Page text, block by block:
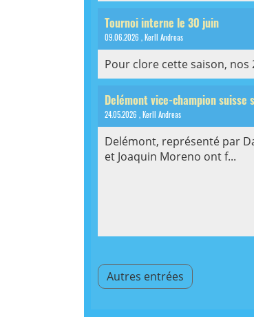
Tournoi interne le 30 juin
09.06.2026 , Kerll Andreas
Pour clore cette saison,
Delémont vice-champion suisse
24.05.2026 , Kerll Andreas
Delémont, représenté par
et Joaquin Moreno ont f...
Autres entrées